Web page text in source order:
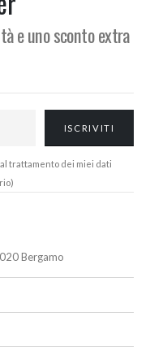
e uno sconto extra
trattamento dei miei dati
Bergamo